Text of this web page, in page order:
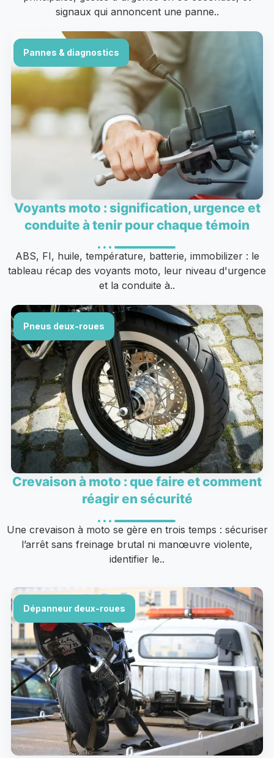
signaux qui annoncent une panne..
Pannes & diagnostics
Voyants moto : signification, urgence et
conduite à tenir pour chaque témoin
ABS, FI, huile, température, batterie, immobilizer : le
tableau récap des voyants moto, leur niveau d'urgence
et la conduite à..
Pneus deux-roues
Crevaison à moto : que faire et comment
réagir en sécurité
Une crevaison à moto se gère en trois temps : sécuriser
l’arrêt sans freinage brutal ni manœuvre violente,
identifier le..
Dépanneur deux-roues